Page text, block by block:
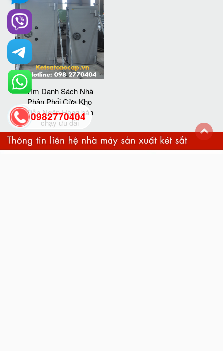
Tìm Danh Sách Nhà
Phân Phối Cửa Kho
Tiền Ngân Hàng bán
chạy ưu đãi
0982770404
back